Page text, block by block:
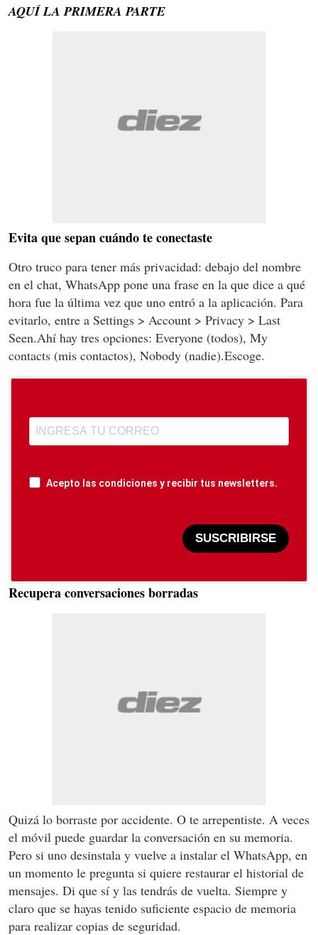
AQUÍ LA PRIMERA PARTE
Evita que sepan cuándo te conectaste
Otro truco para tener más privacidad: debajo del nombre
en el chat, WhatsApp pone una frase en la que dice a qué
hora fue la última vez que uno entró a la aplicación. Para
evitarlo, entre a Settings > Account > Privacy > Last
Seen.Ahí hay tres opciones: Everyone (todos), My
contacts (mis contactos), Nobody (nadie).Escoge.
Acepto las condiciones y recibir tus newsletters.
SUSCRIBIRSE
Recupera conversaciones borradas
Quizá lo borraste por accidente. O te arrepentiste. A veces
el móvil puede guardar la conversación en su memoria.
Pero si uno desinstala y vuelve a instalar el WhatsApp, en
un momento le pregunta si quiere restaurar el historial de
mensajes. Di que sí y las tendrás de vuelta. Siempre y
claro que se hayas tenido suficiente espacio de memoria
para realizar copias de seguridad.